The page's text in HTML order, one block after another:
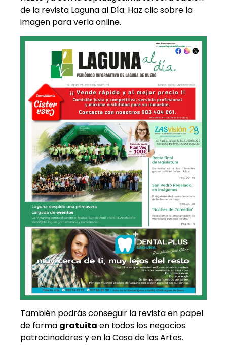
de la revista Laguna al Día. Haz clic sobre la
imagen para verla online.
También podrás conseguir la revista en papel
de forma gratuita en todos los negocios
patrocinadores y en la Casa de las Artes.